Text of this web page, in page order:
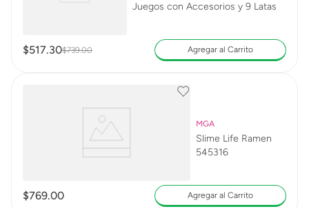
Juegos con Accesorios y 9 Latas
$517.30$739.00 Agregar al Carrito
MGA
Slime Life Ramen
545316
$769.00 Agregar al Carrito